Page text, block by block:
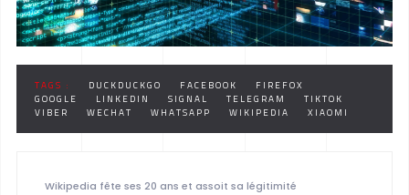
TAGS : DUCKDUCKGO FACEBOOK
FIREFOX
GOOGLE
LINKEDIN SIGNAL TELEGRAM
TIKTOK
VIBER
WECHAT WHATSAPP WIKIPEDIA XIAOMI
Wikipedia fête ses 20 ans et assoit sa légitimité